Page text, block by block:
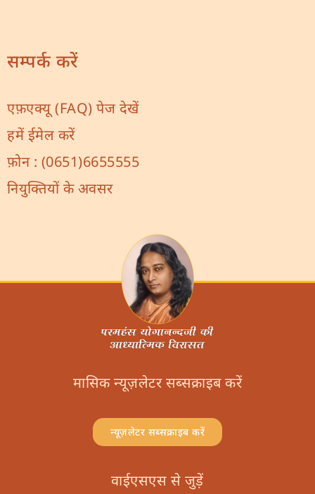
सम्पर्क करें
एफ़एक्यू (FAQ) पेज देखें
हमें ईमेल करें
फ़ोन : (0651)6655555
नियुक्तियों के अवसर
मासिक न्यूज़लेटर सब्सक्राइब करें
न्यूज़लेटर सब्सक्राइब करें
वाईएसएस से जुड़ें